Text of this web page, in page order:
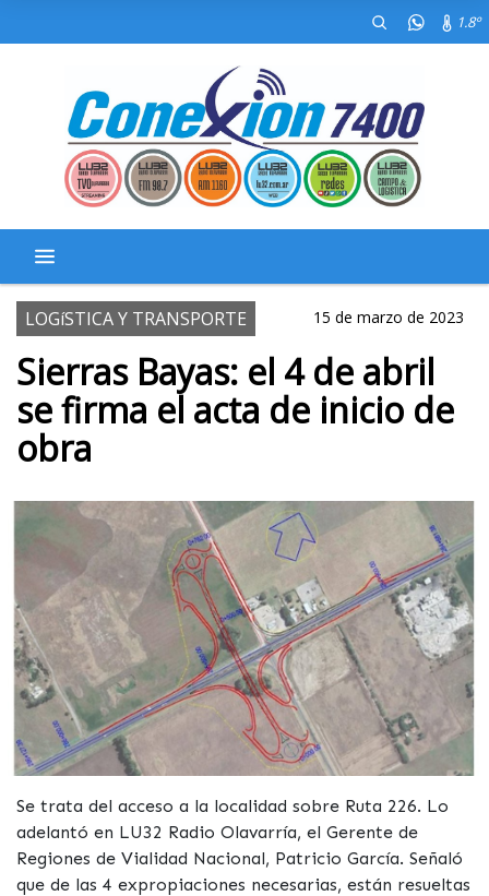
1.8º
LOGíSTICA Y TRANSPORTE 15 de marzo de 2023
Sierras Bayas: el 4 de abril
se firma el acta de inicio de
obra
Se trata del acceso a la localidad sobre Ruta 226. Lo
adelantó en LU32 Radio Olavarría, el Gerente de
Regiones de Vialidad Nacional, Patricio García. Señaló
que de las 4 expropiaciones necesarias, están resueltas